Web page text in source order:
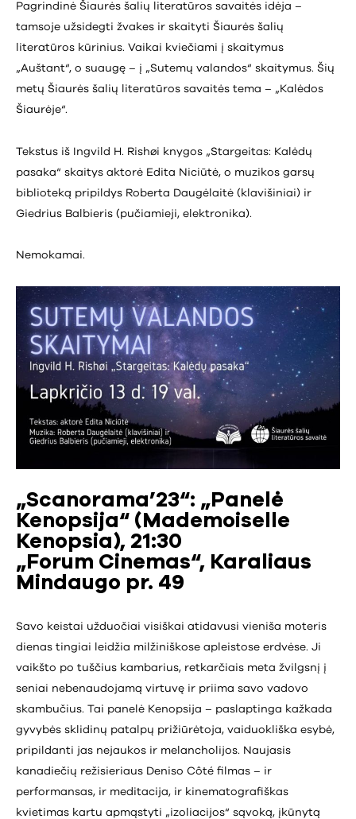
Pagrindinė Šiaurės šalių literatūros savaitės idėja –
tamsoje užsidegti žvakes ir skaityti Šiaurės šalių
literatūros kūrinius. Vaikai kviečiami į skaitymus
„Auštant“, o suaugę – į „Sutemų valandos“ skaitymus. Šių
metų Šiaurės šalių literatūros savaitės tema – „Kalėdos
Šiaurėje“.
Tekstus iš Ingvild H. Rishøi knygos „Stargeitas: Kalėdų
pasaka“ skaitys aktorė Edita Niciūtė, o muzikos garsų
biblioteką pripildys Roberta Daugėlaitė (klavišiniai) ir
Giedrius Balbieris (pučiamieji, elektronika).
Nemokamai.
„Scanorama’23“: „Panelė
Kenopsija“ (Mademoiselle
Kenopsia), 21:30
„Forum Cinemas“, Karaliaus
Mindaugo pr. 49
Savo keistai užduočiai visiškai atidavusi vieniša moteris
dienas tingiai leidžia milžiniškose apleistose erdvėse. Ji
vaikšto po tuščius kambarius, retkarčiais meta žvilgsnį į
seniai nebenaudojamą virtuvę ir priima savo vadovo
skambučius. Tai panelė Kenopsija – paslaptinga kažkada
gyvybės sklidinų patalpų prižiūrėtoja, vaiduokliška esybė,
pripildanti jas nejaukos ir melancholijos. Naujasis
kanadiečių režisieriaus Deniso Côté filmas – ir
performansas, ir meditacija, ir kinematografiškas
kvietimas kartu apmąstyti „izoliacijos“ sąvoką, įkūnytą